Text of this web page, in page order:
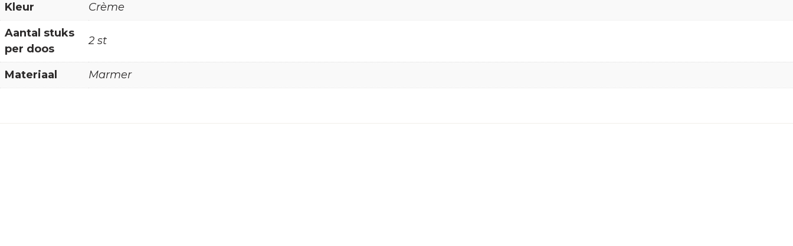
Kleur
Crème
Aantal stuks
per doos
2 st
Materiaal Marmer